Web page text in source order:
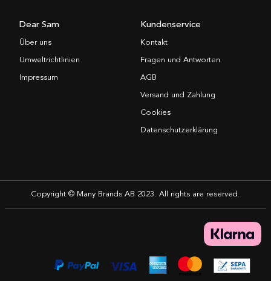
Dear Sam
Über uns
Umweltrichtlinien
Impressum
Kundenservice
Kontakt
Fragen und Antworten
AGB
Versand und Zahlung
Cookies
Datenschutzerklärung
Copyright © Many Brands AB 2023. All rights are reserved.